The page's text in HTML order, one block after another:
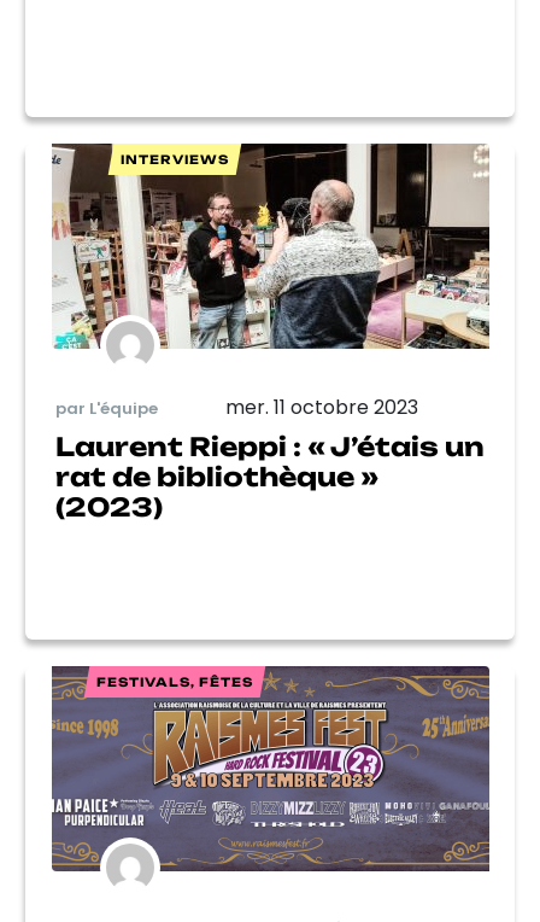
INTERVIEWS
par L'équipe mer. 11 octobre 2023
Laurent Rieppi : « J’étais un
rat de bibliothèque »
(2023)
FESTIVALS, FÊTES